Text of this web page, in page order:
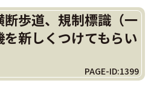
歩道、規制標識（一
新しくつけてもらい
PAGE-ID:1399